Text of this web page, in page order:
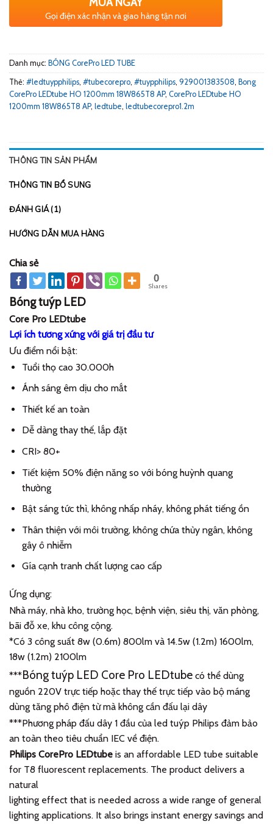
MUA NGAY
Gọi điện xác nhận và giao hàng tận nơi
Danh mục: BÓNG CorePro LED TUBE
Thẻ: #ledtuypphilips, #tubecorepro, #tuypphilips, 929001383508, Bong
CorePro LEDtube HO 1200mm 18W865T8 AP, CorePro LEDtube HO
1200mm 18W865T8 AP, ledtube, ledtubecorepro1.2m
THÔNG TIN SẢN PHẨM
THÔNG TIN BỔ SUNG
ĐÁNH GIÁ (1)
HƯỚNG DẪN MUA HÀNG
Chia sẻ
0
Shares
Bóng tuýp LED
Core Pro LEDtube
Lợi ích tương xứng với giá trị đầu tư
Ưu điểm nổi bật:
Tuổi thọ cao 30.000h
Ánh sáng êm dịu cho mắt
Thiết kế an toàn
Dễ dàng thay thế, lắp đặt
CRI> 80+
Tiết kiệm 50% điện năng so với bóng huỳnh quang
thường
Bật sáng tức thì, không nhấp nháy, không phát tiếng ồn
Thân thiện với môi trường, không chứa thủy ngân, không
gây ô nhiễm
Gía cạnh tranh chất lượng cao cấp
Ứng dụng:
Nhà máy, nhà kho, trường học, bệnh viện, siêu thị, văn phòng,
bãi đỗ xe, khu công cộng.
*Có 3 công suất 8w (0.6m) 800lm và 14.5w (1.2m) 1600lm,
18w (1.2m) 2100lm
***Bóng tuýp LED Core Pro LEDtube có thể dùng
nguồn 220V trực tiếp hoặc thay thế trực tiếp vào bộ máng
dùng tăng phô điện từ mà không cần đấu lại dây
***Phương pháp đấu dây 1 đầu của led tuýp Philips đảm bảo
an toàn theo tiêu chuẩn IEC về điện.
Philips CorePro LEDtube is an affordable LED tube suitable
for T8 fluorescent replacements. The product delivers a
natural
lighting effect that is needed across a wide range of general
lighting applications. It also brings instant energy savings and